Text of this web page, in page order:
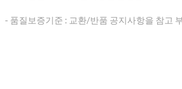
- 품질보증기준 : 교환/반품 공지사항을 참고